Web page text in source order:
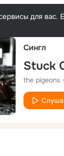
для вас.
Сингл
Stuck
the pigeons